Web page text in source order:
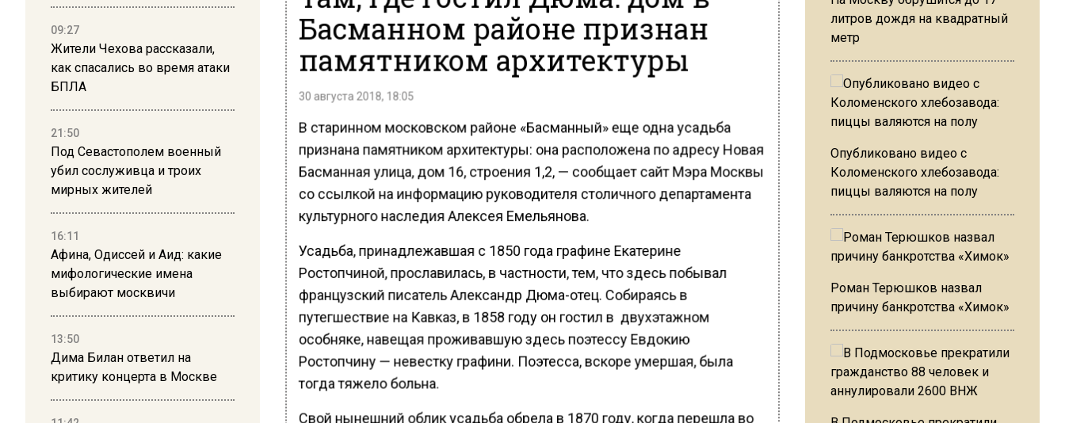
09:27
Жители Чехова рассказали,
как спасались во время атаки
БПЛА
21:50
Под Севастополем военный
убил сослуживца и троих
мирных жителей
16:11
Афина, Одиссей и Аид: какие
мифологические имена
выбирают москвичи
13:50
Дима Билан ответил на
критику концерта в Москве
Басманном районе признан
памятником архитектуры
30 августа 2018, 18:05
В старинном московском районе «Басманный» еще одна усадьба
признана памятником архитектуры: она расположена по адресу Новая
Басманная улица, дом 16, строения 1,2, — сообщает сайт Мэра Москвы
со ссылкой на информацию руководителя столичного департамента
культурного наследия Алексея Емельянова.
Усадьба, принадлежавшая с 1850 года графине Екатерине
Ростопчиной, прославилась, в частности, тем, что здесь побывал
французский писатель Александр Дюма-отец. Собираясь в
путегшествие на Кавказ, в 1858 году он гостил в двухэтажном
особняке, навещая проживавшую здесь поэтессу Евдокию
Ростопчину — невестку графини. Поэтесса, вскоре умершая, была
тогда тяжело больна.
Свой нынешний облик усадьба обрела в 1870 году, когда перешла во
литров дождя на квадратный
метр
Опубликовано видео с
Коломенского хлебозавода:
пиццы валяются на полу
Роман Терюшков назвал
причину банкротства «Химок»